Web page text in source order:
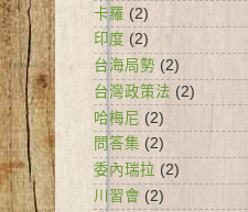
卡羅 (2)
印度 (2)
台海局勢 (2)
台灣政策法 (2)
哈梅尼 (2)
問答集 (2)
委內瑞拉 (2)
川習會 (2)